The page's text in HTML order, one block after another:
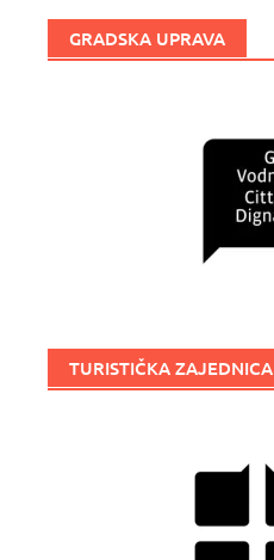
GRADSKA UPRAVA
TURISTIČKA ZAJEDNICA